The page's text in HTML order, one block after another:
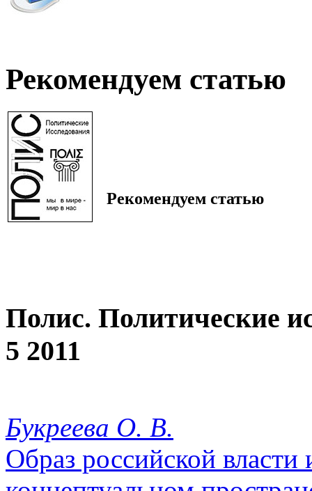
Рекомендуем статью
Рекомендуем статью
Полис. Политические
5 2011
Букреева О. В.
Образ российской